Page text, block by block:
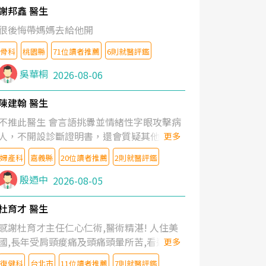
邦鑫 醫生
後悔帶媽媽去給他開
骨科 桃園縣 71位讀者推薦 6則就醫評鑑
吳華桐 2026-08-06
建翰 醫生
推此醫生 會言語挑釁並情緒性字眼攻擊病
人，不開設診斷證明書，還會質疑其他醫生
判斷！
更多
婦產科 嘉義縣 20位讀者推薦 2則就醫評鑑
殷迺中 2026-08-05
育才 醫生
謝杜育才主任仁心仁術,醫術精湛! 人住美
,長年受肩頸痠痛及頭痛頭暈所苦,看遍名醫
授,做了各種檢查,也嘗試過西醫打針,中醫
更多
復健科 台北市 11位讀者推薦 7則就醫評鑑